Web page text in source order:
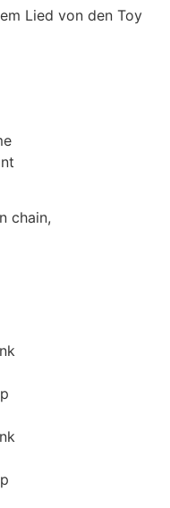
Lied von den Toy
chain,